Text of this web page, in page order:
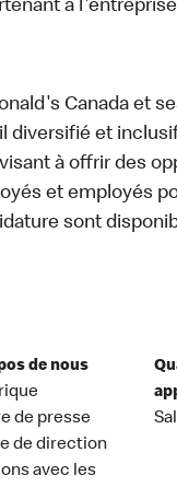
à
Canada et
diversifié et
à offrir des
et employés
sont
de nous
de presse
de direction
avec les